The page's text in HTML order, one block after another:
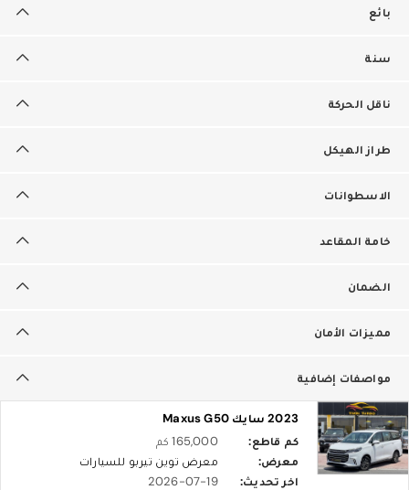
بائع
سنة
ناقل الحركة
طراز الهيكل
الاسطوانات
خامة المقاعد
الضمان
مميزات الأمان
مواصفات إضافية
2023 سايك Maxus G50
كم قاطع:
165,000 كم
معرض:
معرض توين تيربو للسيارات
اخر تحديث:
2026-07-19